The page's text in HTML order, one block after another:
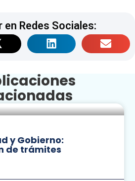
en Redes Sociales:
y Gobierno:
de trámites